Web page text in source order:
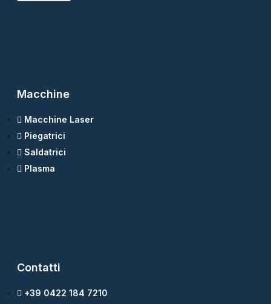
Macchine
Macchine Laser
Piegatrici
Saldatrici
Plasma
Contatti
+39 0422 184 7210